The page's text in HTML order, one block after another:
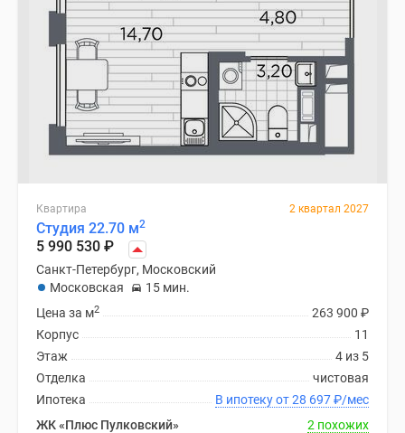
Квартира 2 квартал 2027
Студия 22.70 м2
5 990 530 ₽
Санкт-Петербург, Московский
Московская
15 мин.
263 900 ₽
Цена за м2
11
Корпус
4 из 5
Этаж
чистовая
Отделка
В ипотеку от 28 697₽/мес
Ипотека
ЖК «Плюс Пулковский»
2 похожих